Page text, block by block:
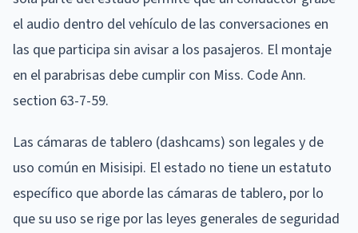
el audio dentro del vehículo de las conversaciones en
las que participa sin avisar a los pasajeros. El montaje
en el parabrisas debe cumplir con Miss. Code Ann.
section 63-7-59.
Las cámaras de tablero (dashcams) son legales y de
uso común en Misisipi. El estado no tiene un estatuto
específico que aborde las cámaras de tablero, por lo
que su uso se rige por las leyes generales de seguridad